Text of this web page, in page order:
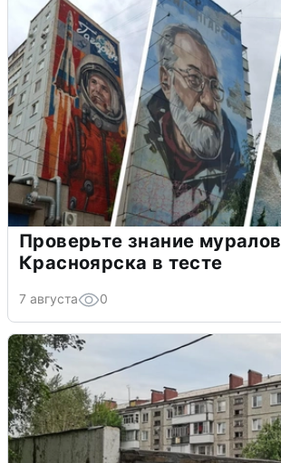
Проверьте знание муралов
Красноярска в тесте
7 августа 0